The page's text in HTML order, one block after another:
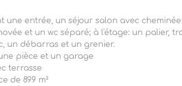
une entrée, un séjour salon avec
et un wc séparé; à l'étage: un palier,
un débarras et un grenier.
pièce et un garage
terrasse
de 899 m²